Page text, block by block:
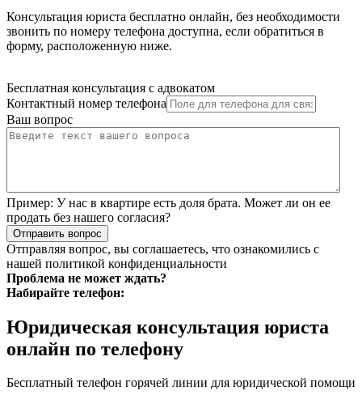
Консультация юриста бесплатно онлайн, без необходимости
звонить по номеру телефона доступна, если обратиться в
форму, расположенную ниже.
Бесплатная консультация с адвокатом
Контактный номер телефона
Ваш вопрос
Пример: У нас в квартире есть доля брата. Может ли он ее
продать без нашего согласия?
Отправить вопрос
Отправляя вопрос, вы соглашаетесь, что ознакомились с
нашей политикой конфиденциальности
Проблема не может ждать?
Набирайте телефон:
Юридическая консультация юриста
онлайн по телефону
Бесплатный телефон горячей линии для юридической помощи